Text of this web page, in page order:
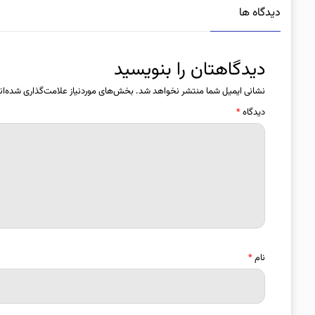
دیدگاه ها
دیدگاهتان را بنویسید
نشانی ایمیل شما منتشر نخواهد شد. بخش‌های موردنیاز علامت‌گذاری
دیدگاه*
نام*